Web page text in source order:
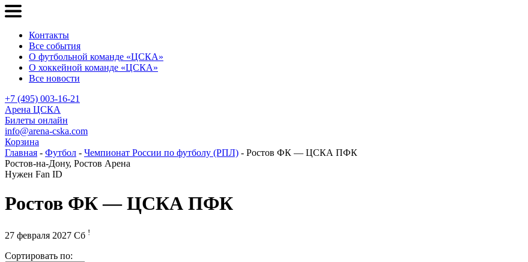
Контакты
Все события
О футбольной команде «ЦСКА»
О хоккейной команде «ЦСКА»
Все новости
+7 (495) 003-16-21
Арена ЦСКА
Билеты онлайн
info@arena-cska.com
Корзина
Главная - Футбол - Чемпионат России по футболу (РПЛ) - Ростов ФК — ЦСКА ПФК
Ростов-на-Дону, Ростов Арена
Нужен Fan ID
Ростов ФК — ЦСКА ПФК
27 февраля 2027 Сб !
Сортировать по: